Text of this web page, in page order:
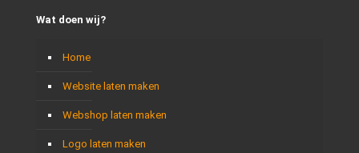
Wat doen wij?
Home
Website laten maken
Webshop laten maken
Logo laten maken